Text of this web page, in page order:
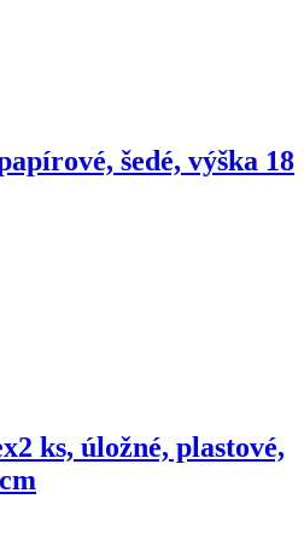
šedé, výška 18
2 ks, úložné, plastové,